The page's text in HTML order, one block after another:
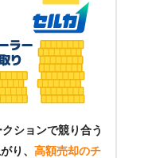
ションで競り合う
り、 高額売却のチ